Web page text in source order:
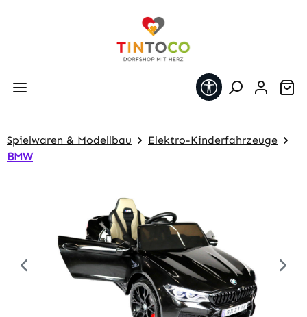
Werkzeugleiste
Spielwaren & Modellbau
Elektro-Kinderfahrzeuge
BMW
Bildergalerie überspringen